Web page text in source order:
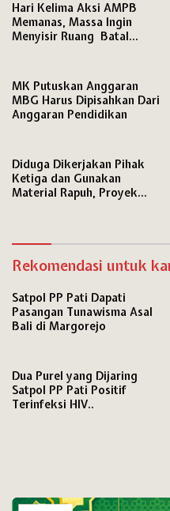
Hari Kelima Aksi AMPB
Memanas, Massa Ingin
Menyisir Ruang Batal
MK Putuskan Anggaran
MBG Harus Dipisahkan Dari
Anggaran Pendidikan
Diduga Dikerjakan Pihak
Ketiga dan Gunakan
Material Rapuh, Proyek
Rekomendasi untuk
Satpol PP Pati Dapati
Pasangan Tunawisma Asal
Bali di Margorejo
Dua Purel yang Dijaring
Satpol PP Pati Positif
Terinfeksi HIV..